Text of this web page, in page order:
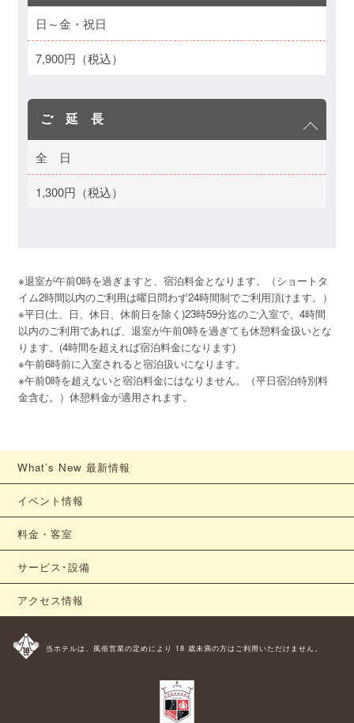
日～金・祝日
7,900円（税込）
ご 延 長
全 日
1,300円（税込）
※退室が午前0時を過ぎますと、宿泊料金となります。（ショートタ
イム2時間以内のご利用は曜日問わず24時間制でご利用頂けます。）
※平日(土、日、休日、休前日を除く)23時59分迄のご入室で、4時間
以内のご利用であれば、退室が午前0時を過ぎても休憩料金扱いとな
ります。(4時間を超えれば宿泊料金になります)
※午前6時前に入室されると宿泊扱いになります。
※午前0時を超えないと宿泊料金にはなりません。（平日宿泊特別料
金含む。）休憩料金が適用されます。
What’s New 最新情報
イベント情報
料金・客室
サービス･設備
アクセス情報
当ホテルは、風俗営業の定めにより 18 歳未満の方はご利用いただけません。